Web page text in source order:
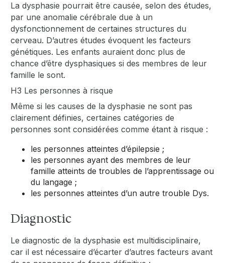
La dysphasie pourrait être causée, selon des études,
par une anomalie cérébrale due à un
dysfonctionnement de certaines structures du
cerveau. D’autres études évoquent les facteurs
génétiques. Les enfants auraient donc plus de
chance d’être dysphasiques si des membres de leur
famille le sont.
H3 Les personnes à risque
Même si les causes de la dysphasie ne sont pas
clairement définies, certaines catégories de
personnes sont considérées comme étant à risque :
les personnes atteintes d’épilepsie ;
les personnes ayant des membres de leur
famille atteints de troubles de l’apprentissage ou
du langage ;
les personnes atteintes d’un autre trouble Dys.
Diagnostic
Le diagnostic de la dysphasie est multidisciplinaire,
car il est nécessaire d’écarter d’autres facteurs avant